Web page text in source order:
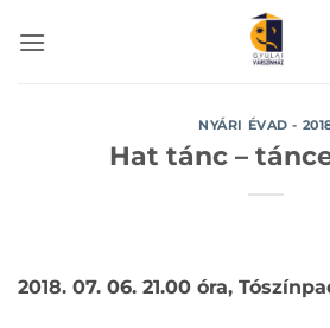
NYÁRI ÉVAD -
Hat tánc –
2018. 07. 06. 21.00 óra,